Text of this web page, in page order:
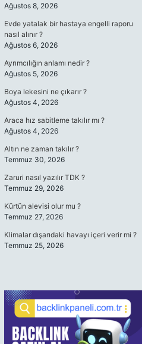
Ağustos 8, 2026
Evde yatalak bir hastaya engelli raporu
nasıl alınır ?
Ağustos 6, 2026
Ayrımcılığın anlamı nedir ?
Ağustos 5, 2026
Boya lekesini ne çıkarır ?
Ağustos 4, 2026
Araca hız sabitleme takılır mı ?
Ağustos 4, 2026
Altın ne zaman takılır ?
Temmuz 30, 2026
Zaruri nasıl yazılır TDK ?
Temmuz 29, 2026
Kürtün alevisi olur mu ?
Temmuz 27, 2026
Klimalar dışarıdaki havayı içeri verir mi ?
Temmuz 25, 2026